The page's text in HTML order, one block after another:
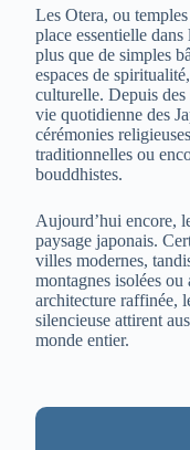
Les Otera, ou
place essentielle
plus que de simples
espaces de
culturelle. Depuis des
vie quotidienne des
cérémonies
traditionnelles ou
bouddhistes.
Aujourd’hui encore,
paysage japonais.
villes modernes,
montagnes isolées
architecture raffinée,
silencieuse attirent
monde entier.